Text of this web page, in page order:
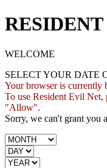
WELCOME
SELECT YOUR DATE
Your browser is currently
To use Resident Evil Net,
"Allow".
Sorry, we can't grant you